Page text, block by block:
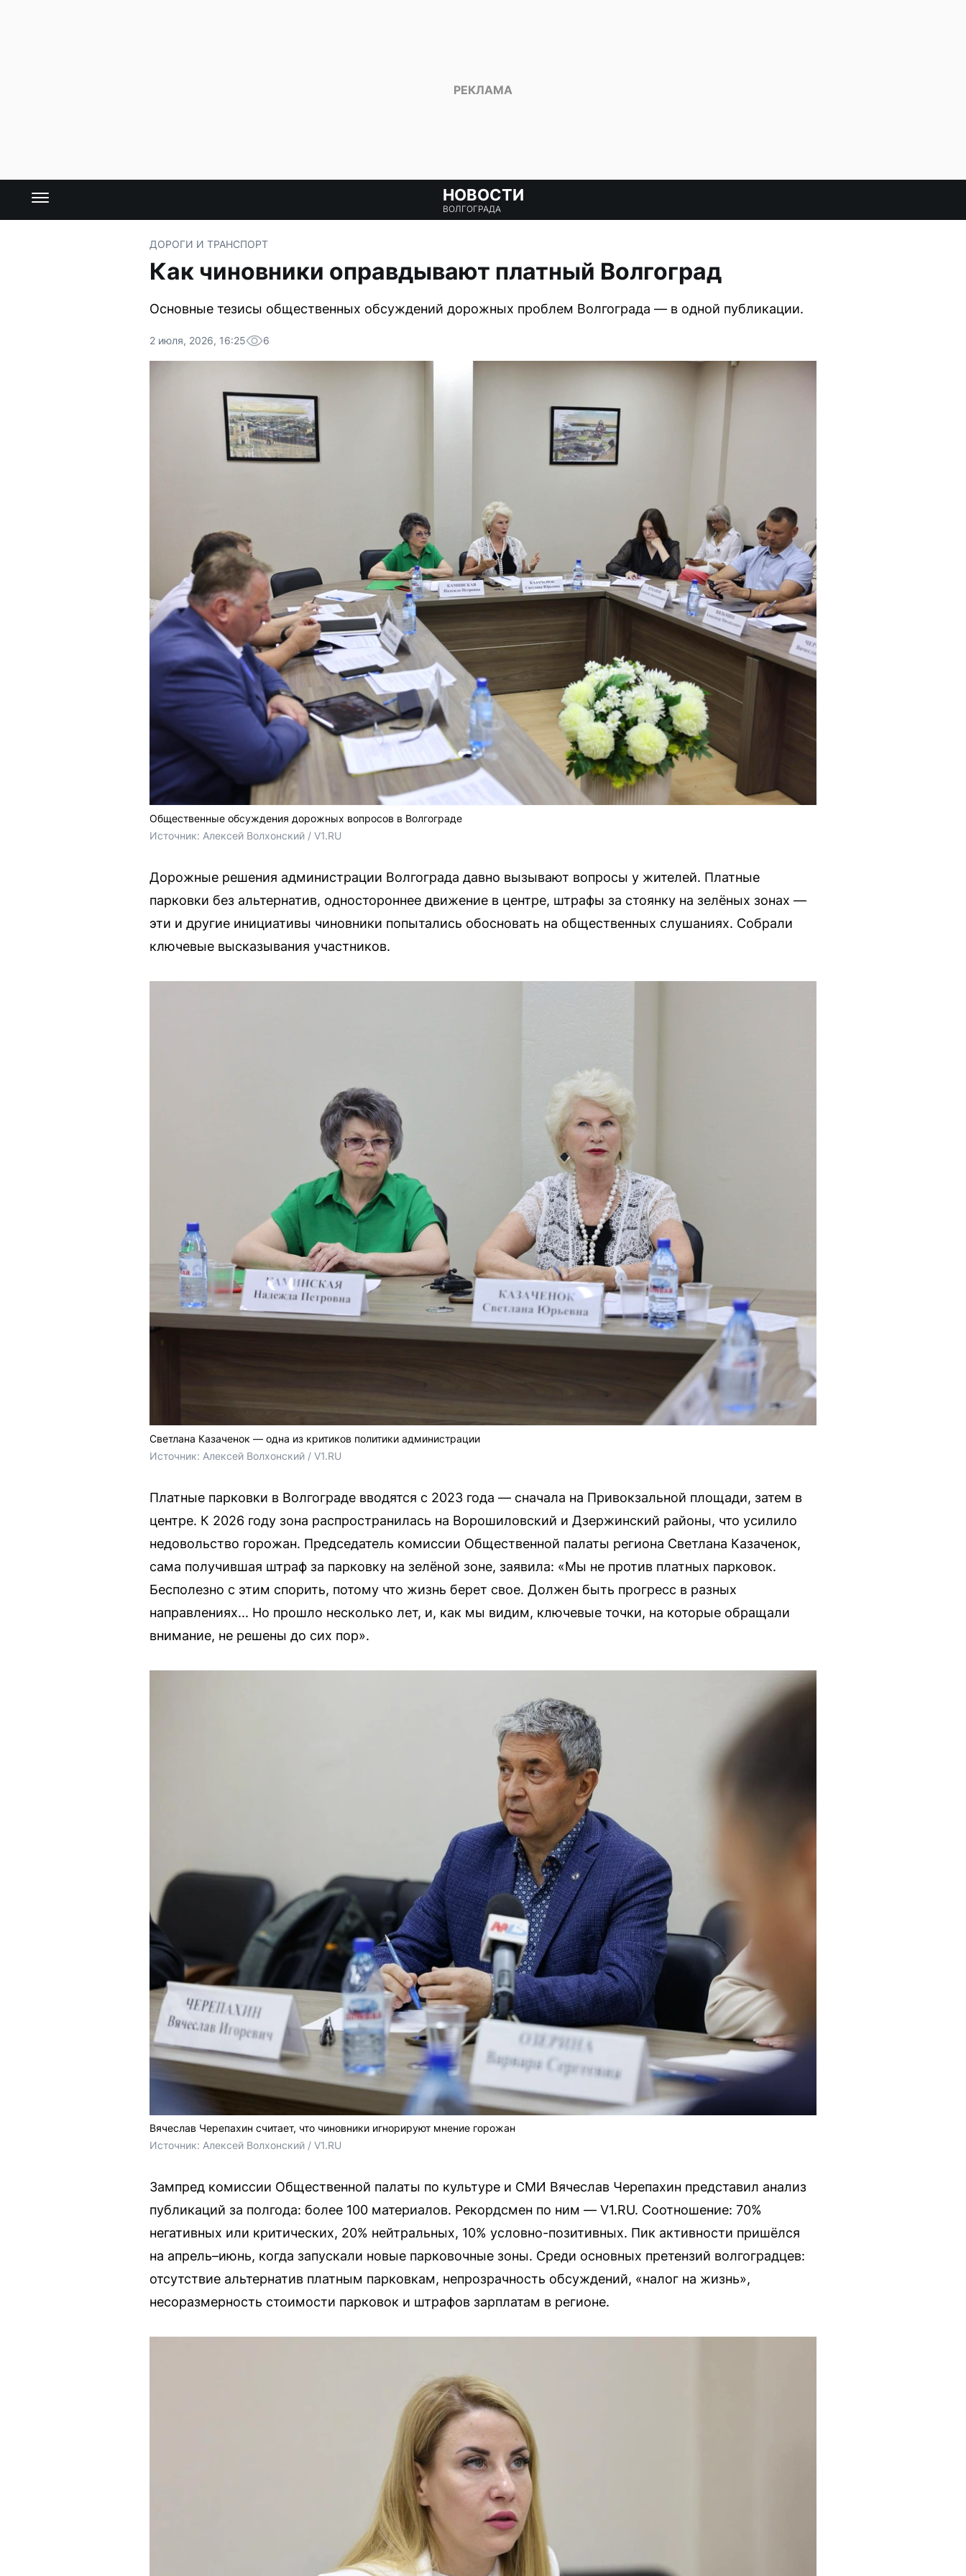
НОВОСТИ
ВОЛГОГРАДА
ДОРОГИ И ТРАНСПОРТ
Как чиновники оправдывают платный Волгоград
Основные тезисы общественных обсуждений дорожных проблем Волгограда — в одной публикации.
2 июля, 2026, 16:25 6
Общественные обсуждения дорожных вопросов в Волгограде
Источник: Алексей Волхонский / V1.RU
Дорожные решения администрации Волгограда давно вызывают вопросы у жителей. Платные
парковки без альтернатив, одностороннее движение в центре, штрафы за стоянку на зелёных зонах —
эти и другие инициативы чиновники попытались обосновать на общественных слушаниях. Собрали
ключевые высказывания участников.
Светлана Казаченок — одна из критиков политики администрации
Источник: Алексей Волхонский / V1.RU
Платные парковки в Волгограде вводятся с 2023 года — сначала на Привокзальной площади, затем в
центре. К 2026 году зона распространилась на Ворошиловский и Дзержинский районы, что усилило
недовольство горожан. Председатель комиссии Общественной палаты региона Светлана Казаченок,
сама получившая штраф за парковку на зелёной зоне, заявила: «Мы не против платных парковок.
Бесполезно с этим спорить, потому что жизнь берет свое. Должен быть прогресс в разных
направлениях... Но прошло несколько лет, и, как мы видим, ключевые точки, на которые обращали
внимание, не решены до сих пор».
Вячеслав Черепахин считает, что чиновники игнорируют мнение горожан
Источник: Алексей Волхонский / V1.RU
Зампред комиссии Общественной палаты по культуре и СМИ Вячеслав Черепахин представил анализ
публикаций за полгода: более 100 материалов. Рекордсмен по ним — V1.RU. Соотношение: 70%
негативных или критических, 20% нейтральных, 10% условно-позитивных. Пик активности пришёлся
на апрель–июнь, когда запускали новые парковочные зоны. Среди основных претензий волгоградцев:
отсутствие альтернатив платным парковкам, непрозрачность обсуждений, «налог на жизнь»,
несоразмерность стоимости парковок и штрафов зарплатам в регионе.